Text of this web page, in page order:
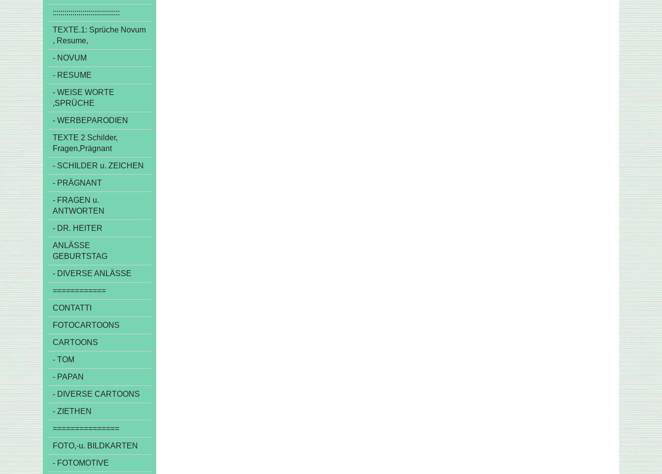
::::::::::::::::::::::::::::::::::
TEXTE.1: Sprüche Novum
, Resume,
- NOVUM
- RESUME
- WEISE WORTE
,SPRÜCHE
- WERBEPARODIEN
TEXTE 2 Schilder,
Fragen,Prägnant
- SCHILDER u. ZEICHEN
- PRÄGNANT
- FRAGEN u.
ANTWORTEN
- DR. HEITER
ANLÄSSE
GEBURTSTAG
- DIVERSE ANLÄSSE
============
CONTATTI
FOTOCARTOONS
CARTOONS
- TOM
- PAPAN
- DIVERSE CARTOONS
- ZIETHEN
===============
FOTO,-u. BILDKARTEN
- FOTOMOTIVE